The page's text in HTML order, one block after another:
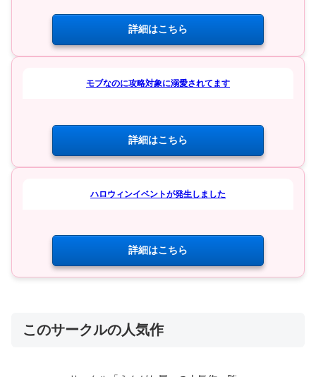
詳細はこちら
モブなのに攻略対象に溺愛されてます
詳細はこちら
ハロウィンイベントが発生しました
詳細はこちら
このサークルの人気作